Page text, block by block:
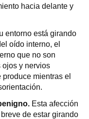
hacia delante y
entorno está girando
oído interno, el
que no son
ojos y nervios
mientras el
Esta afección
de estar girando